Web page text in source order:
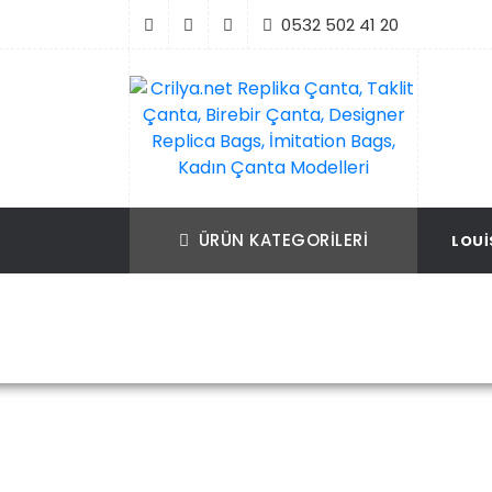
0532 502 41 20
Kadın Çanta Modelleri
ÜRÜN KATEGORILERI